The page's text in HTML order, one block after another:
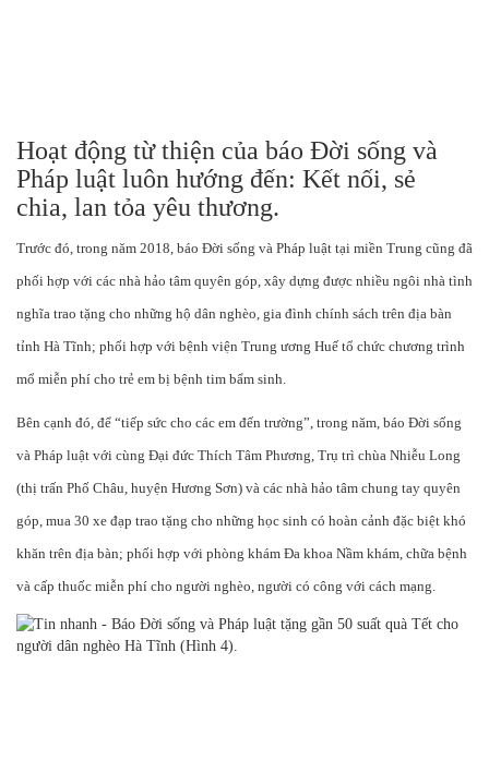
Hoạt động từ thiện của báo Đời sống và
Pháp luật luôn hướng đến: Kết nối, sẻ
chia, lan tỏa yêu thương.
Trước đó, trong năm 2018, báo Đời sống và Pháp luật tại miền Trung cũng đã
phối hợp với các nhà hảo tâm quyên góp, xây dựng được nhiều ngôi nhà tình
nghĩa trao tặng cho những hộ dân nghèo, gia đình chính sách trên địa bàn
tỉnh Hà Tĩnh; phối hợp với bệnh viện Trung ương Huế tổ chức chương trình
mổ miễn phí cho trẻ em bị bệnh tim bẩm sinh.
Bên cạnh đó, để “tiếp sức cho các em đến trường”, trong năm, báo Đời sống
và Pháp luật với cùng Đại đức Thích Tâm Phương, Trụ trì chùa Nhiễu Long
(thị trấn Phố Châu, huyện Hương Sơn) và các nhà hảo tâm chung tay quyên
góp, mua 30 xe đạp trao tặng cho những học sinh có hoàn cảnh đặc biệt khó
khăn trên địa bàn; phối hợp với phòng khám Đa khoa Nầm khám, chữa bệnh
và cấp thuốc miễn phí cho người nghèo, người có công với cách mạng.